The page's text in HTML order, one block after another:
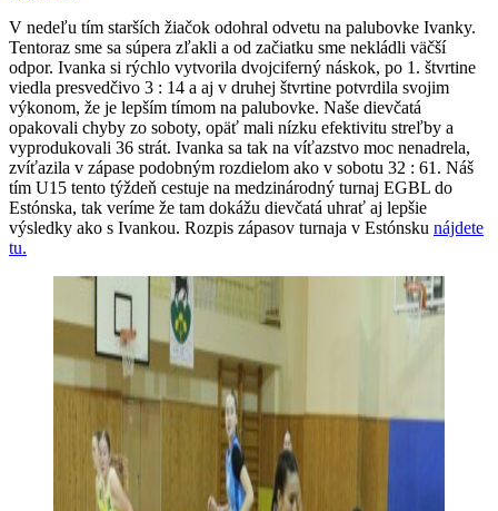
V nedeľu tím starších žiačok odohral odvetu na palubovke Ivanky.
Tentoraz sme sa súpera zľakli a od začiatku sme nekládli väčší
odpor. Ivanka si rýchlo vytvorila dvojciferný náskok, po 1. štvrtine
viedla presvedčivo 3 : 14 a aj v druhej štvrtine potvrdila svojim
výkonom, že je lepším tímom na palubovke. Naše dievčatá
opakovali chyby zo soboty, opäť mali nízku efektivitu streľby a
vyprodukovali 36 strát. Ivanka sa tak na víťazstvo moc nenadrela,
zvíťazila v zápase podobným rozdielom ako v sobotu 32 : 61. Náš
tím U15 tento týždeň cestuje na medzinárodný turnaj EGBL do
Estónska, tak veríme že tam dokážu dievčatá uhrať aj lepšie
výsledky ako s Ivankou. Rozpis zápasov turnaja v Estónsku nájdete
tu.